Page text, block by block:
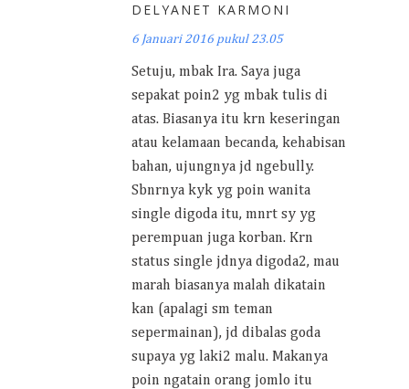
DELYANET KARMONI
6 Januari 2016 pukul 23.05
Setuju, mbak Ira. Saya juga
sepakat poin2 yg mbak tulis di
atas. Biasanya itu krn keseringan
atau kelamaan becanda, kehabisan
bahan, ujungnya jd ngebully.
Sbnrnya kyk yg poin wanita
single digoda itu, mnrt sy yg
perempuan juga korban. Krn
status single jdnya digoda2, mau
marah biasanya malah dikatain
kan (apalagi sm teman
sepermainan), jd dibalas goda
supaya yg laki2 malu. Makanya
poin ngatain orang jomlo itu